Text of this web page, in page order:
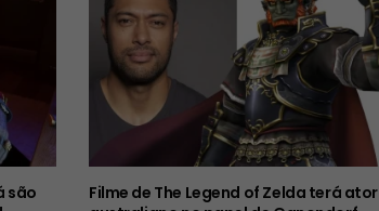
são
Filme de The Legend of Zelda terá ator